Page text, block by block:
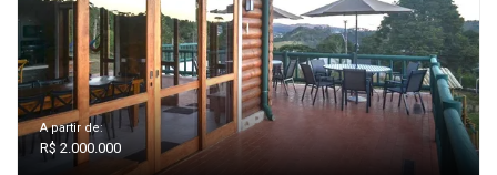
A partir de:
R$ 2.000.000